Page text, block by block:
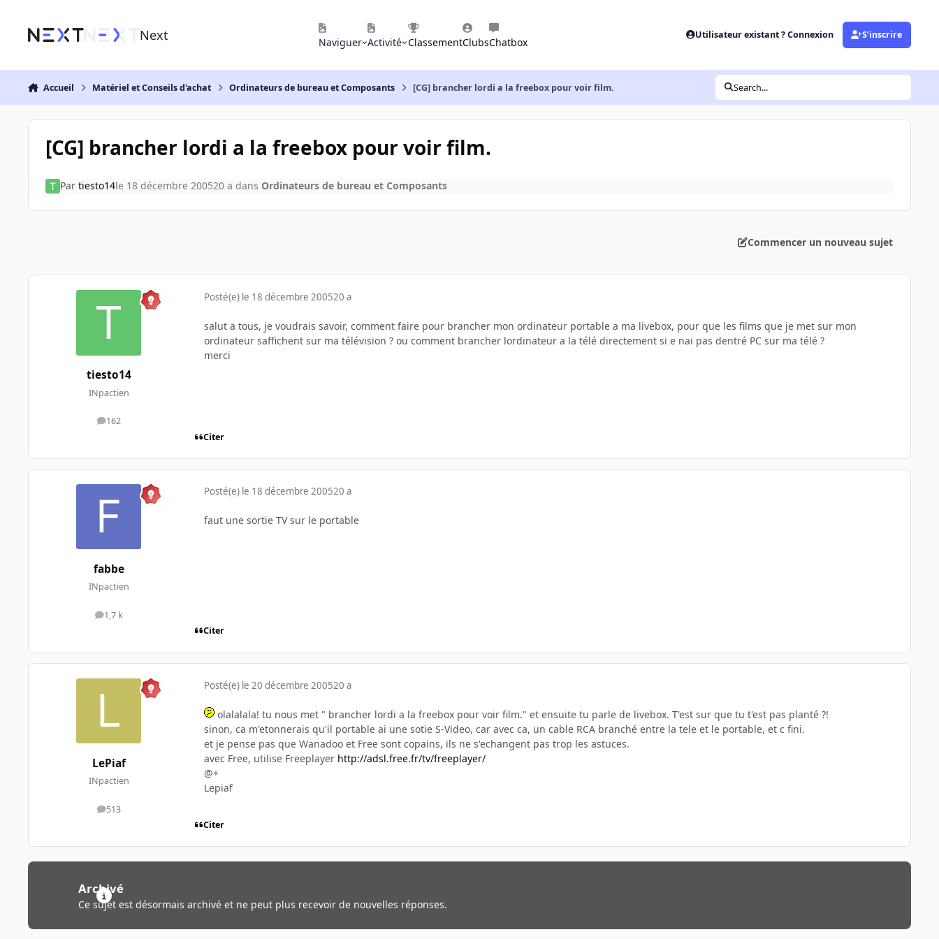
Next Naviguer Activité ClassementClubsChatbox
Utilisateur existant ? Connexion S’inscrire
Accueil Matériel et Conseils d'achat Ordinateurs de bureau et Composants [CG] brancher lordi a la freebox pour voir film. Search...
[CG] brancher lordi a la freebox pour voir film.
Par tiesto14le 18 décembre 200520 a dans Ordinateurs de bureau et Composants
Commencer un nouveau sujet
tiesto14
INpactien
162
messages
Posté(e) le 18 décembre 200520 a
salut a tous, je voudrais savoir, comment faire pour brancher mon ordinateur portable a ma livebox, pour que les films que je met sur mon
ordinateur saffichent sur ma télévision ? ou comment brancher lordinateur a la télé directement si e nai pas dentré PC sur ma télé ?
merci
Citer
fabbe
INpactien
1,7 k
messages
Posté(e) le 18 décembre 200520 a
faut une sortie TV sur le portable
Citer
LePiaf
INpactien
513
messages
Posté(e) le 20 décembre 200520 a
olalalala! tu nous met " brancher lordi a la freebox pour voir film." et ensuite tu parle de livebox. T'est sur que tu t'est pas planté ?!
sinon, ca m'etonnerais qu'il portable ai une sotie S-Video, car avec ca, un cable RCA branché entre la tele et le portable, et c fini.
et je pense pas que Wanadoo et Free sont copains, ils ne s'echangent pas trop les astuces.
avec Free, utilise Freeplayer http://adsl.free.fr/tv/freeplayer/
@+
Lepiaf
Citer
Archivé
Ce sujet est désormais archivé et ne peut plus recevoir de nouvelles réponses.